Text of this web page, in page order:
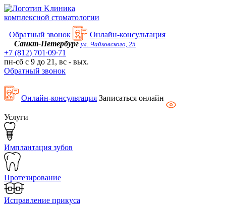
Kлиника
комплексной стоматологии
Обратный звонок
Онлайн-консультация
Санкт-Петербург ул. Чайковского, 25
+7 (812) 701∙09∙71
пн-сб с 9 до 21, вс - вых.
Обратный звонок
Онлайн-консультация Записаться онлайн
Услуги
Имплантация зубов
Протезирование
Исправление прикуса